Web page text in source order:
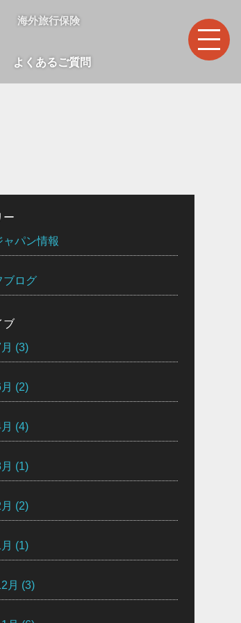
海外旅行保険
よくあるご質問
ー
ャパン情報
ブログ
ブ
(3)
(2)
(4)
(1)
(2)
(1)
月 (3)